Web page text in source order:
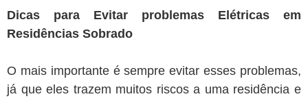
Dicas para Evitar problemas Elétricas em
Residências Sobrado
O mais importante é sempre evitar esses problemas,
já que eles trazem muitos riscos a uma residência e